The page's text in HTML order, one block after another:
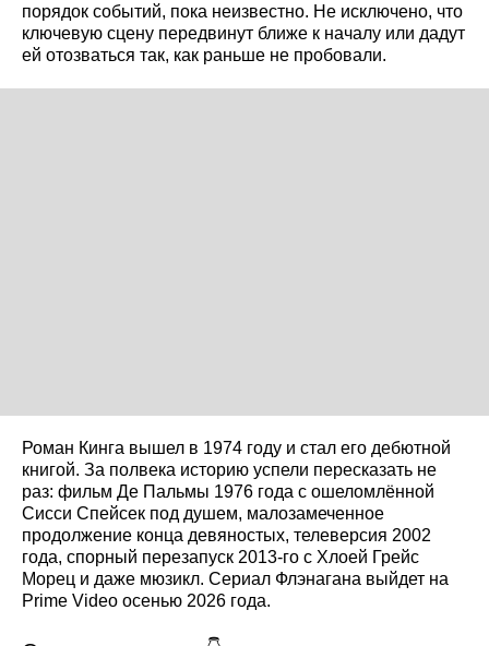
порядок событий, пока неизвестно. Не исключено, что
ключевую сцену передвинут ближе к началу или дадут
ей отозваться так, как раньше не пробовали.
Роман Кинга вышел в 1974 году и стал его дебютной
книгой. За полвека историю успели пересказать не
раз: фильм Де Пальмы 1976 года с ошеломлённой
Сисси Спейсек под душем, малозамеченное
продолжение конца девяностых, телеверсия 2002
года, спорный перезапуск 2013-го с Хлоей Грейс
Морец и даже мюзикл. Сериал Флэнагана выйдет на
Prime Video осенью 2026 года.